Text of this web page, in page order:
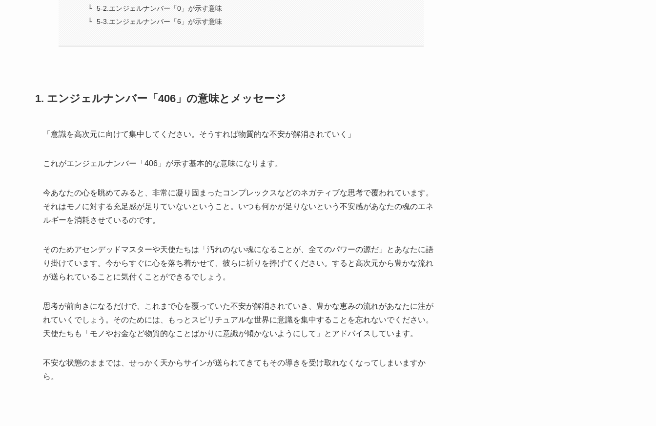
5-2.エンジェルナンバー「0」が示す意味
5-3.エンジェルナンバー「6」が示す意味
1. エンジェルナンバー「406」の意味とメッセージ
「意識を高次元に向けて集中してください。そうすれば物質的な不安が解消されていく」
これがエンジェルナンバー「406」が示す基本的な意味になります。
今あなたの心を眺めてみると、非常に凝り固まったコンプレックスなどのネガティブな思考で覆われています。
それはモノに対する充足感が足りていないということ。いつも何かが足りないという不安感があなたの魂のエネ
ルギーを消耗させているのです。
そのためアセンデッドマスターや天使たちは「汚れのない魂になることが、全てのパワーの源だ」とあなたに語
り掛けています。今からすぐに心を落ち着かせて、彼らに祈りを捧げてください。すると高次元から豊かな流れ
が送られていることに気付くことができるでしょう。
思考が前向きになるだけで、これまで心を覆っていた不安が解消されていき、豊かな恵みの流れがあなたに注が
れていくでしょう。そのためには、もっとスピリチュアルな世界に意識を集中することを忘れないでください。
天使たちも「モノやお金など物質的なことばかりに意識が傾かないようにして」とアドバイスしています。
不安な状態のままでは、せっかく天からサインが送られてきてもその導きを受け取れなくなってしまいますか
ら。